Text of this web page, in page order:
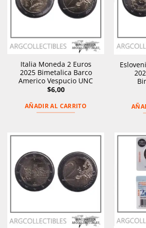
Italia Moneda 2 Euros
2025 Bimetalica Barco
Americo Vespucio UNC
$6,00
AÑADIR AL CARRITO